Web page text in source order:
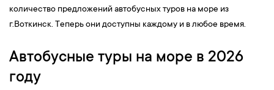
количество предложений автобусных туров на море из
г.Воткинск. Теперь они доступны каждому и в любое время.
Автобусные туры на море в 2026
году